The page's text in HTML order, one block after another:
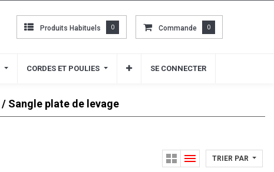
Produits Habituels 0 Commande 0
CORDES ET POULIES SE CONNECTER
Produits Habituels 0 Commande 0
CORDES ET POULIES SE CONNECTER
/ Sangle plate de levage
TRIER PAR